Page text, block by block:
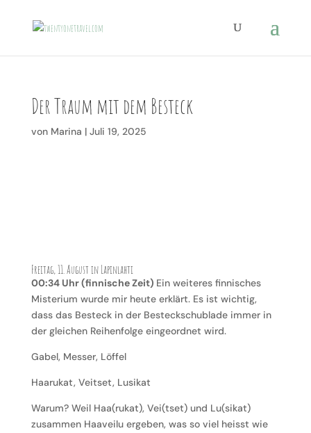
Der Traum mit dem Besteck
von Marina | Juli 19, 2025
Freitag, 11. August in Lapinlahti
00:34 Uhr (finnische Zeit) Ein weiteres finnisches
Misterium wurde mir heute erklärt. Es ist wichtig,
dass das Besteck in der Besteckschublade immer in
der gleichen Reihenfolge eingeordnet wird.
Gabel, Messer, Löffel
Haarukat, Veitset, Lusikat
Warum? Weil Haa(rukat), Vei(tset) und Lu(sikat)
zusammen Haaveilu ergeben, was so viel heisst wie